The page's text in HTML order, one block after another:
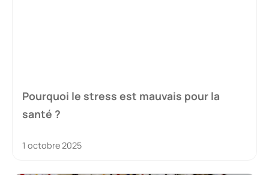
Pourquoi le stress est mauvais pour la
santé ?
1 octobre 2025